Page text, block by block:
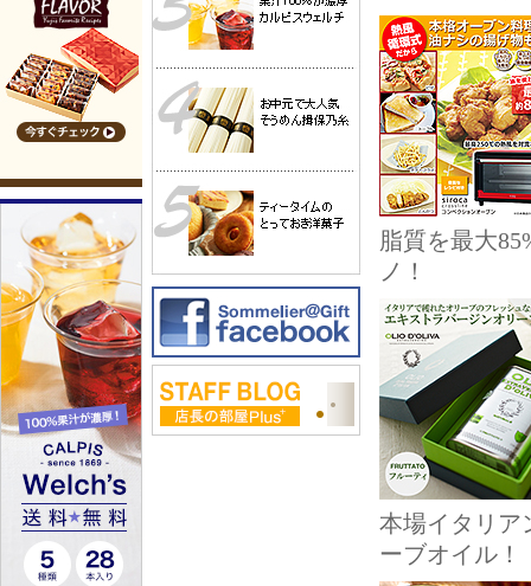
脂質を最大
ノ！
本場イタリア
ーブオイル！